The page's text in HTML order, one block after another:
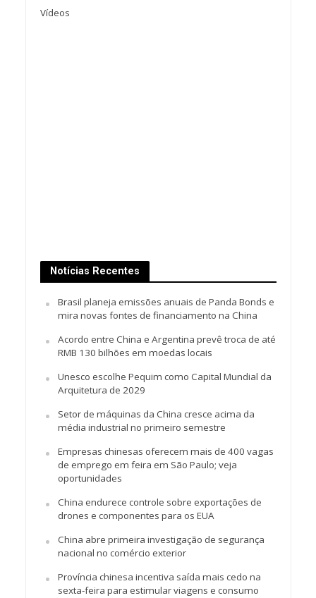
Vídeos
Notícias Recentes
Brasil planeja emissões anuais de Panda Bonds e
mira novas fontes de financiamento na China
Acordo entre China e Argentina prevê troca de até
RMB 130 bilhões em moedas locais
Unesco escolhe Pequim como Capital Mundial da
Arquitetura de 2029
Setor de máquinas da China cresce acima da
média industrial no primeiro semestre
Empresas chinesas oferecem mais de 400 vagas
de emprego em feira em São Paulo; veja
oportunidades
China endurece controle sobre exportações de
drones e componentes para os EUA
China abre primeira investigação de segurança
nacional no comércio exterior
Província chinesa incentiva saída mais cedo na
sexta-feira para estimular viagens e consumo